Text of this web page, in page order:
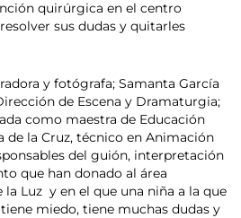
quirúrgica en el centro
sus dudas y quitarles
y fotógrafa; Samanta García
de Escena y Dramaturgia;
como maestra de Educación
de la Cruz, técnico en Animación
del guión, interpretación
que han donado al área
Luz y en el que una niña a la que
miedo, tiene muchas dudas y